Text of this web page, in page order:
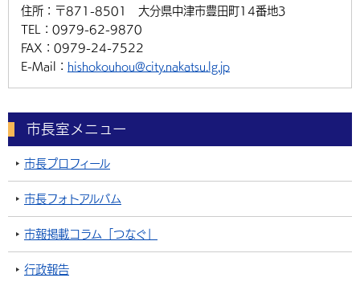
住所： 〒871-8501 大分県中津市豊田町14番地3
TEL： 0979-62-9870
FAX： 0979-24-7522
E-Mail： hishokouhou@city.nakatsu.lg.jp
市長室メニュー
市長プロフィール
市長フォトアルバム
市報掲載コラム「つなぐ」
行政報告